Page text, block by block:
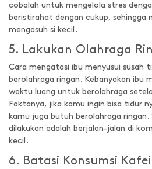
cobalah untuk mengelola stres
beristirahat dengan cukup, sehingga
mengasuh si kecil.
5. Lakukan Olahraga
Cara mengatasi ibu menyusui susah
berolahraga ringan. Kebanyakan ibu
waktu luang untuk berolahraga
Faktanya, jika kamu ingin bisa tidur
kamu juga butuh berolahraga ringan.
dilakukan adalah berjalan-jalan di
kecil.
6. Batasi Konsumsi